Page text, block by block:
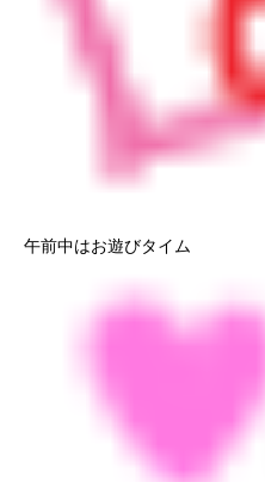
午前中はお遊びタイム